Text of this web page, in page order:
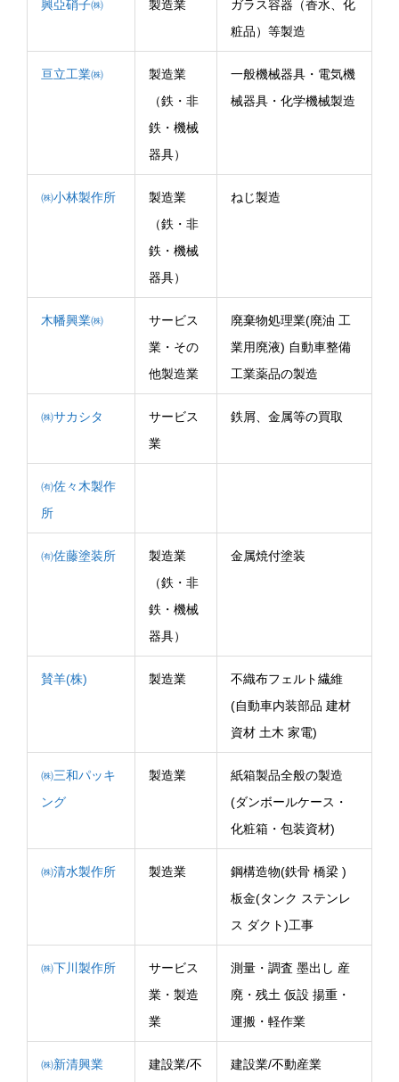
興亞硝子㈱ 製造業
ガラス容器（香水、化
粧品）等製造
亘立工業㈱
製造業
（鉄・非
鉄・機械
器具）
一般機械器具・電気機
械器具・化学機械製造
㈱小林製作所
製造業
（鉄・非
鉄・機械
器具）
ねじ製造
木幡興業㈱
サービス
業・その
他製造業
廃棄物処理業(廃油 工
業用廃液) 自動車整備
工業薬品の製造
㈱サカシタ
サービス
業
鉄屑、金属等の買取
㈲佐々木製作
所
㈲佐藤塗装所
製造業
（鉄・非
鉄・機械
器具）
金属焼付塗装
賛羊(株) 製造業
不織布フェルト繊維
(自動車内装部品 建材
資材 土木 家電)
㈱三和パッキ
ング
製造業
紙箱製品全般の製造
(ダンボールケース・
化粧箱・包装資材)
㈱清水製作所 製造業
鋼構造物(鉄骨 橋梁 )
板金(タンク ステンレ
ス ダクト)工事
㈱下川製作所
サービス
業・製造
業
測量・調査 墨出し 産
廃・残土 仮設 揚重・
運搬・軽作業
㈱新清興業
建設業/不
建設業/不動産業